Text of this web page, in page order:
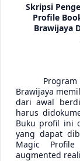
Skripsi
Profile
Brawijaya
Program
Brawijaya
dari awal
harus
Buku profil ini
yang dapat
Magic
augmented